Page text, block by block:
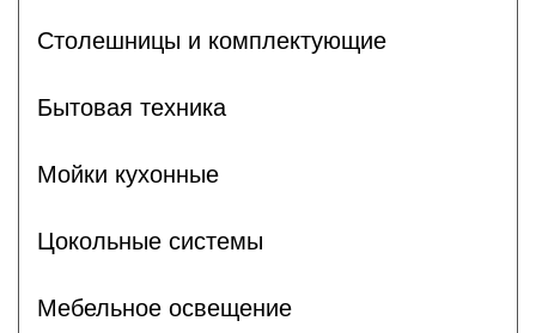
Столешницы и комплектующие
Бытовая техника
Мойки кухонные
Цокольные системы
Мебельное освещение